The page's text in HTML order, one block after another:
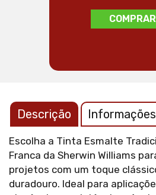
COMPRAR
Descrição
Escolha a Tinta Esmalte
Franca da Sherwin Williams
projetos com um toque
duradouro. Ideal para